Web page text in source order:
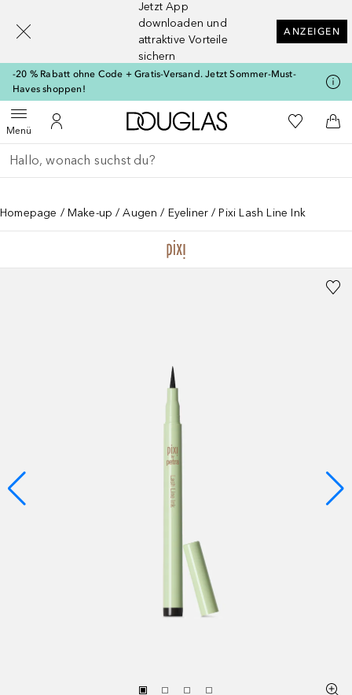
Jetzt App
downloaden und
attraktive Vorteile
sichern
ANZEIGEN
-20 % Rabatt ohne Code + Gratis-Versand. Jetzt Sommer-Must-
Haves shoppen!
MenüMenü öffnenZu Meinem Kundenkonto
Zur Douglas Startseite
Zu Meiner
Gehe zurück
Suche ausführen
Homepage Make-up Augen Eyeliner Pixi Lash Line Ink
[navigation.slideout.screenreader]